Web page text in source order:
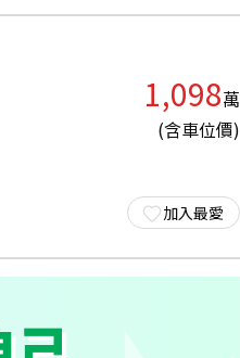
1,098萬
(含車位價)
加入最愛